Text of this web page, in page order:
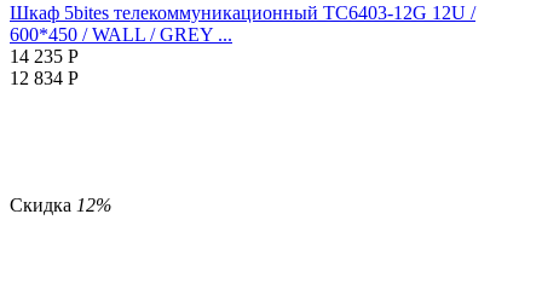
Шкаф 5bites телекоммуникационный TC6403-12G 12U /
600*450 / WALL / GREY ...
14 235 Р
12 834 Р
Скидка 12%